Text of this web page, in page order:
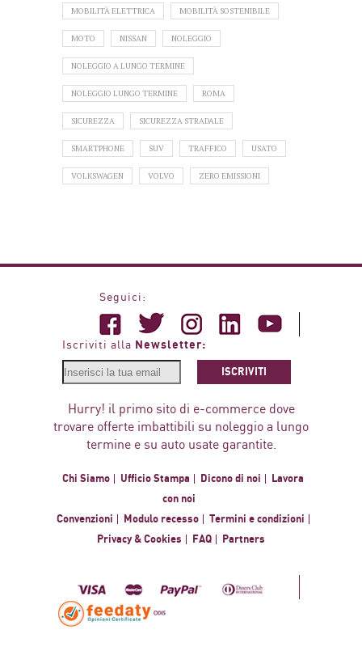
MOBILITÀ ELETTRICA MOBILITÀ SOSTENIBILE
MOTO NISSAN NOLEGGIO
NOLEGGIO A LUNGO TERMINE
NOLEGGIO LUNGO TERMINE ROMA
SICUREZZA SICUREZZA STRADALE
SMARTPHONE SUV TRAFFICO USATO
VOLKSWAGEN VOLVO ZERO EMISSIONI
Seguici:
Iscriviti alla Newsletter:
ISCRIVITI
Hurry! il primo sito di e-commerce dove
trovare offerte imbattibili su noleggio a lungo
termine e su auto usate garantite.
Chi Siamo Ufficio Stampa Dicono di noi
Lavora
con noi
Convenzioni
Modulo recesso
Termini e condizioni
Privacy & Cookies
FAQ Partners